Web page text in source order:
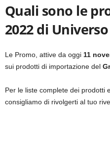
Quali sono le
2022 di
Le Promo, attive da oggi 11
sui prodotti di importazione del
Per le liste complete dei prodotti
consigliamo di rivolgerti al tuo